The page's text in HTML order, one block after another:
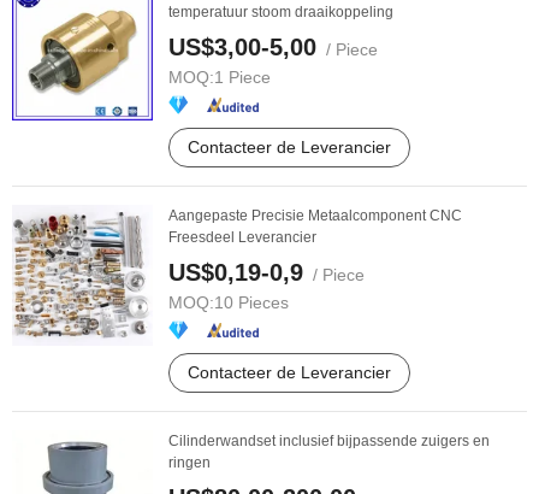
temperatuur stoom draaikoppeling
US$3,00-5,00 / Piece
MOQ:1 Piece
Contacteer de Leverancier
Aangepaste Precisie Metaalcomponent CNC
Freesdeel Leverancier
US$0,19-0,9 / Piece
MOQ:10 Pieces
Contacteer de Leverancier
Cilinderwandset inclusief bijpassende zuigers en
ringen